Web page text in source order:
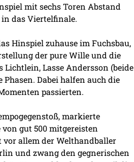
mit sechs Toren Abstand
das Viertelfinale.
Hinspiel zuhause im Fuchsbau,
der pure Wille und die
Lasse Andersson (beide
Dabei halfen auch die
passierten.
markierte
von gut 500 mitgereisten
allem der Welthandballer
und zwang den gegnerischen